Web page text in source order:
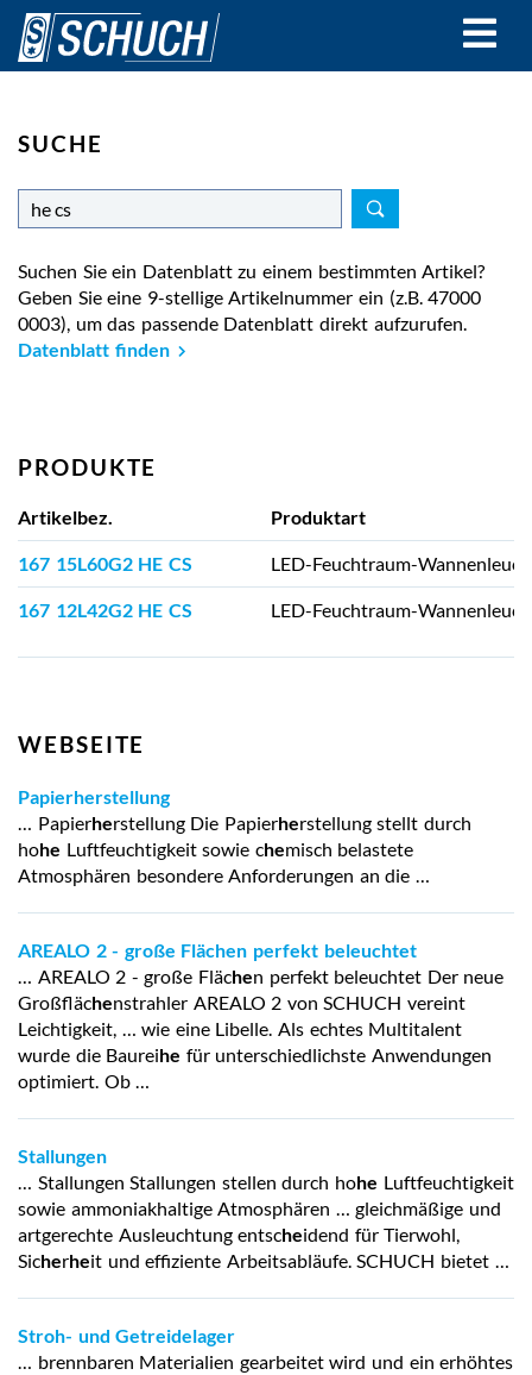
Direkt
zum
Inhalt
SUCHE
Suchen Sie ein Datenblatt zu einem bestimmten Artikel?
Geben Sie eine 9-stellige Artikelnummer ein (z.B. 47000
0003), um das passende Datenblatt direkt aufzurufen.
Datenblatt finden
PRODUKTE
Artikelbez. Produktart
167 15L60G2 HE CS LED-Feuchtraum-
167 12L42G2 HE CS LED-Feuchtraum-
WEBSEITE
Papierherstellung
… Papierherstellung Die Papierherstellung stellt durch
hohe Luftfeuchtigkeit sowie chemisch belastete
Atmosphären besondere Anforderungen an die …
AREALO 2 - große Flächen perfekt beleuchtet
… AREALO 2 - große Flächen perfekt beleuchtet Der neue
Großflächenstrahler AREALO 2 von SCHUCH vereint
Leichtigkeit, … wie eine Libelle. Als echtes Multitalent
wurde die Baureihe für unterschiedlichste Anwendungen
optimiert. Ob …
Stallungen
… Stallungen Stallungen stellen durch hohe Luftfeuchtigkeit
sowie ammoniakhaltige Atmosphären … gleichmäßige und
artgerechte Ausleuchtung entscheidend für Tierwohl,
Sicherheit und effiziente Arbeitsabläufe. SCHUCH bietet …
Stroh- und Getreidelager
… brennbaren Materialien gearbeitet wird und ein erhöhtes